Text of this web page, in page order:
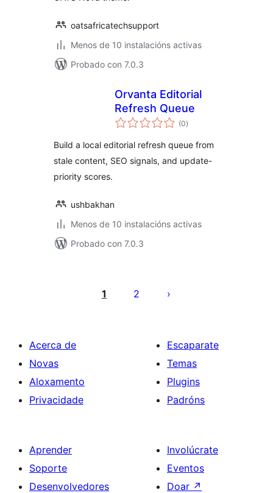
oatsafricatechsupport
Menos de 10 instalacións activas
Probado con 7.0.3
Orvanta Editorial
Refresh Queue
(0valoracións
totais
)
Build a local editorial refresh queue from
stale content, SEO signals, and update-
priority scores.
ushbakhan
Menos de 10 instalacións activas
Probado con 7.0.3
1 2
Acerca de
Novas
Aloxamento
Privacidade
Escaparate
Temas
Plugins
Padróns
Aprender
Soporte
Desenvolvedores
Involúcrate
Eventos
Doar ↗